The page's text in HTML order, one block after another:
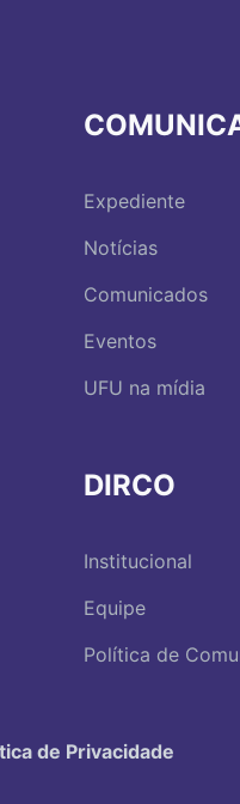
Expediente
Notícias
Comunicados
Eventos
UFU na mídia
DIRCO
Institucional
Equipe
Política de
de Privacidade